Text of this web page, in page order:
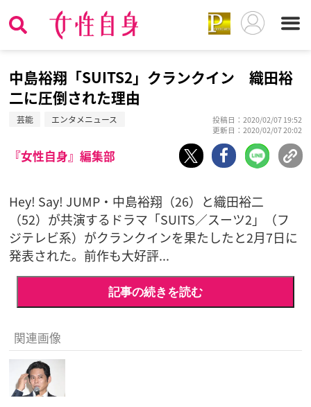
中島裕翔「SUITS2」クランクイン 織田裕
二に圧倒された理由
芸能 エンタメニュース
投稿日：2020/02/07 19:52
更新日：2020/02/07 20:02
『女性自身』編集部
Hey! Say! JUMP・中島裕翔（26）と織田裕二
（52）が共演するドラマ「SUITS／スーツ2」（フ
ジテレビ系）がクランクインを果たしたと2月7日に
発表された。前作も大好評...
記事の続きを読む
関連画像